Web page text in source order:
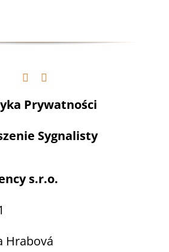
Prywatności
Sygnalisty
s.r.o.
Hrabová